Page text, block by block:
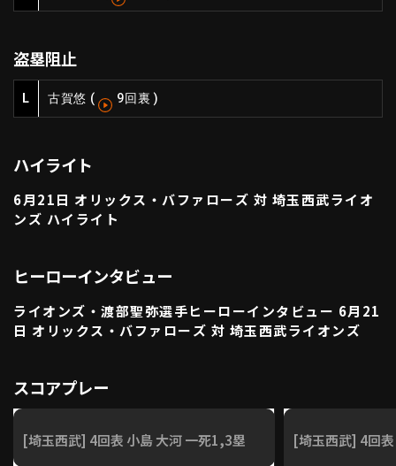
特定商取引法の表示
動画を検索（選手・チーム・プレー内容…）
盗塁阻止
L 古賀悠 ( 9回裏 )
ハイライト
6月21日 オリックス・バファローズ 対 埼玉西武ライオ
ンズ ハイライト
ヒーローインタビュー
ライオンズ・渡部聖弥選手ヒーローインタビュー 6月21
日 オリックス・バファローズ 対 埼玉西武ライオンズ
スコアプレー
[埼玉西武] 4回表 小島 大河 一死1,3塁 [埼玉西武] 4回